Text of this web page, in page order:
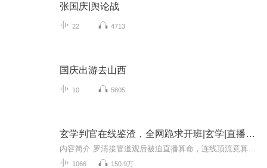
张国庆|舆论战
22 4713
国庆出游去山西
10 5805
玄学判官在线鉴渣，全网跪求开班|玄学|直播算命太准|多播
1066 150.9万